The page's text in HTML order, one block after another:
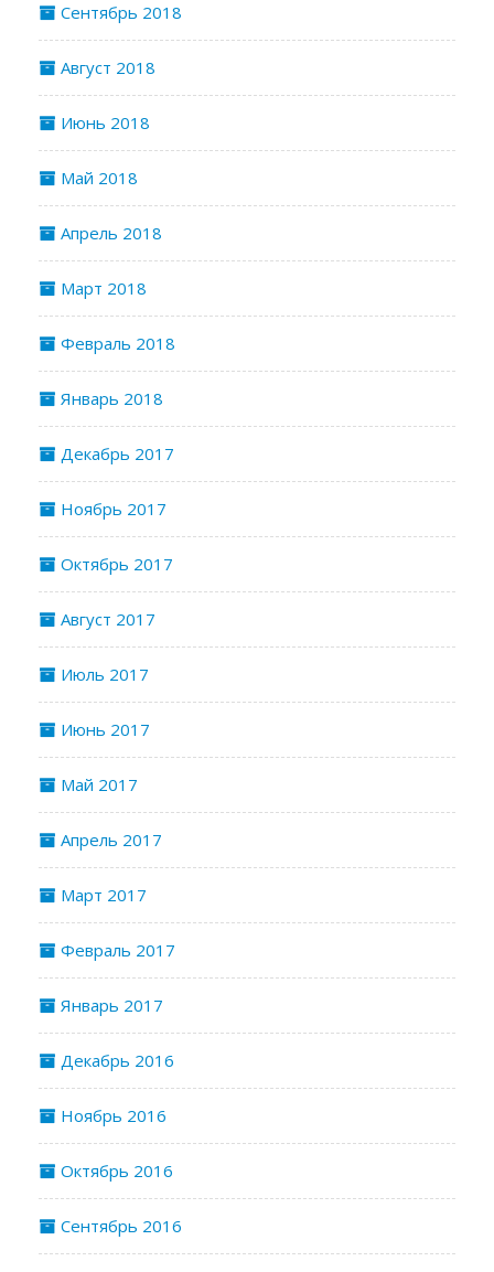
Сентябрь 2018
Август 2018
Июнь 2018
Май 2018
Апрель 2018
Март 2018
Февраль 2018
Январь 2018
Декабрь 2017
Ноябрь 2017
Октябрь 2017
Август 2017
Июль 2017
Июнь 2017
Май 2017
Апрель 2017
Март 2017
Февраль 2017
Январь 2017
Декабрь 2016
Ноябрь 2016
Октябрь 2016
Сентябрь 2016